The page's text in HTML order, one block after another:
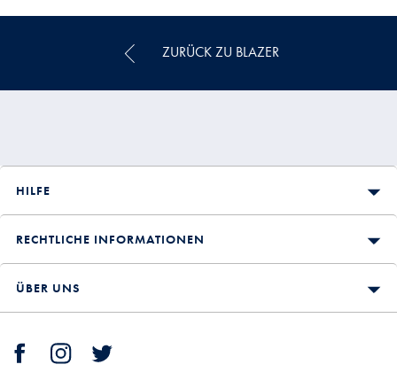
€
ZURÜCK ZU BLAZER
HILFE
RECHTLICHE INFORMATIONEN
ÜBER UNS